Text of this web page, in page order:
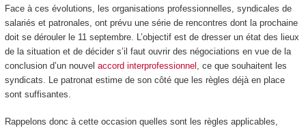
Face à ces évolutions, les organisations professionnelles, syndicales de
salariés et patronales, ont prévu une série de rencontres dont la prochaine
doit se dérouler le 11 septembre. L’objectif est de dresser un état des lieux
de la situation et de décider s’il faut ouvrir des négociations en vue de la
conclusion d’un nouvel accord interprofessionnel , ce que souhaitent les
syndicats. Le patronat estime de son côté que les règles déjà en place
sont suffisantes.
Rappelons donc à cette occasion quelles sont les règles applicables,